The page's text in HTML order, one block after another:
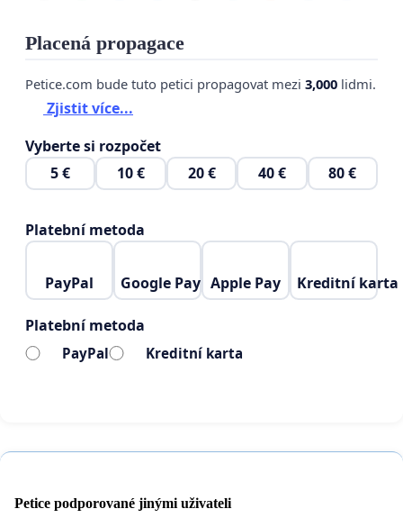
Placená propagace
Petice.com bude tuto petici propagovat mezi 3,000 lidmi.
Zjistit více...
Vyberte si rozpočet
5 €
10 € 20 € 40 € 80 €
Platební metoda
PayPal Google Pay Apple Pay Kreditní karta
Platební metoda
PayPal Kreditní karta
Petice podporované jinými uživateli